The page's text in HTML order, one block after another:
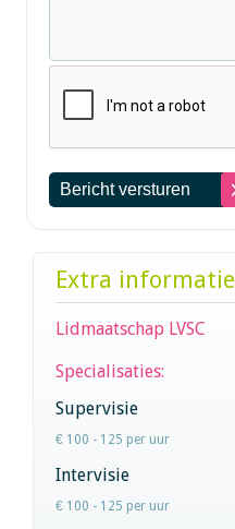
Extra informatie
Lidmaatschap LVSC
Specialisaties:
Supervisie
€ 100 - 125 per uur
Intervisie
€ 100 - 125 per uur